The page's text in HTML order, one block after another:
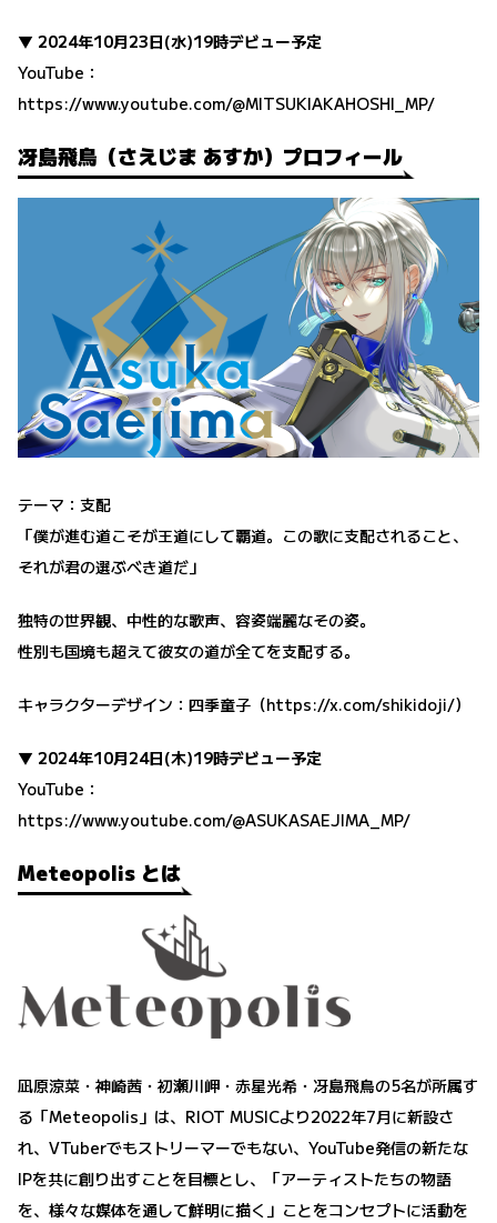
▼ 2024年10月23日(水)19時デビュー予定
YouTube：
https://www.youtube.com/@MITSUKIAKAHOSHI_MP/
冴島飛鳥（さえじま あすか）プロフィール
テーマ：支配
「僕が進む道こそが王道にして覇道。この歌に支配されること、
それが君の選ぶべき道だ」
独特の世界観、中性的な歌声、容姿端麗なその姿。
性別も国境も超えて彼女の道が全てを支配する。
キャラクターデザイン：四季童子（https://x.com/shikidoji/）
▼ 2024年10月24日(木)19時デビュー予定
YouTube：
https://www.youtube.com/@ASUKASAEJIMA_MP/
Meteopolis とは
凪原涼菜・神崎茜・初瀬川岬・赤星光希・冴島飛鳥の5名が所属す
る「Meteopolis」は、RIOT MUSICより2022年7月に新設さ
れ、VTuberでもストリーマーでもない、YouTube発信の新たな
IPを共に創り出すことを目標とし、「アーティストたちの物語
を、様々な媒体を通して鮮明に描く」ことをコンセプトに活動を